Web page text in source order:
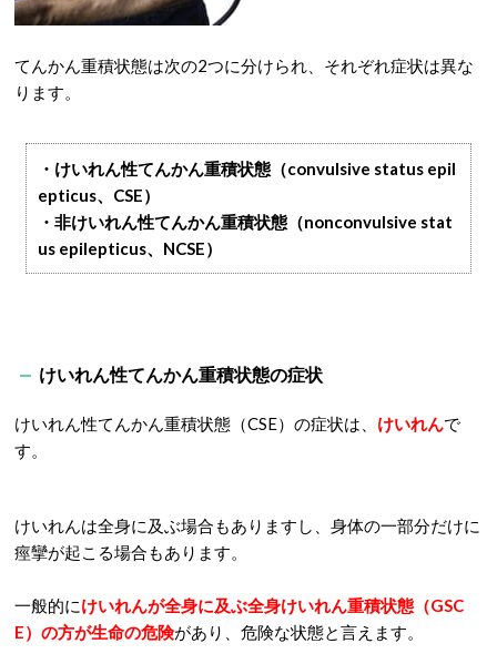
てんかん重積状態は次の2つに分けられ、それぞれ症状は異な
ります。
・けいれん性てんかん重積状態（convulsive status epil
epticus、CSE）
・非けいれん性てんかん重積状態（nonconvulsive stat
us epilepticus、NCSE）
けいれん性てんかん重積状態の症状
けいれん性てんかん重積状態（CSE）の症状は、 けいれんで
す。
けいれんは全身に及ぶ場合もありますし、身体の一部分だけに
痙攣が起こる場合もあります。
一般的にけいれんが全身に及ぶ全身けいれん重積状態（GSC
E）の方が生命の危険があり、危険な状態と言えます。